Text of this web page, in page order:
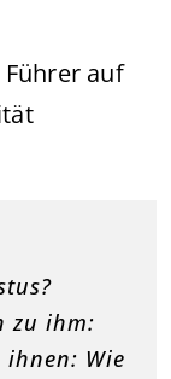
auf
zu ihm:
ihnen: Wie